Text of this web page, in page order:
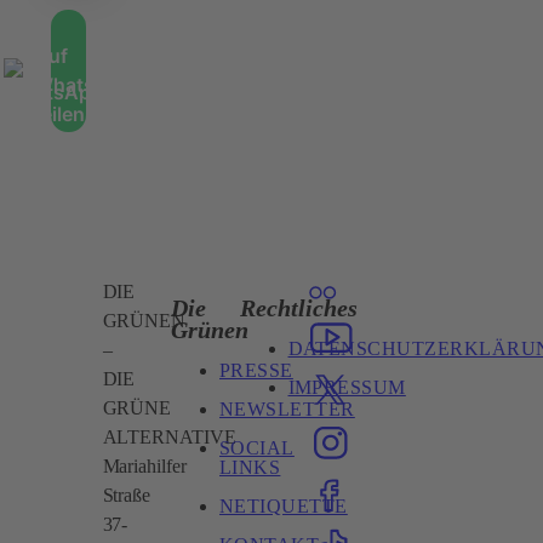
Auf
WhatsApp
teilen
DIE
GRÜNEN
–
DIE
GRÜNE
ALTERNATIVE
Mariahilfer
Straße
37-
Die
Grünen
PRESSE
NEWSLETTER
SOCIAL
LINKS
NETIQUETTE
Rechtliches
IMPRESSUM